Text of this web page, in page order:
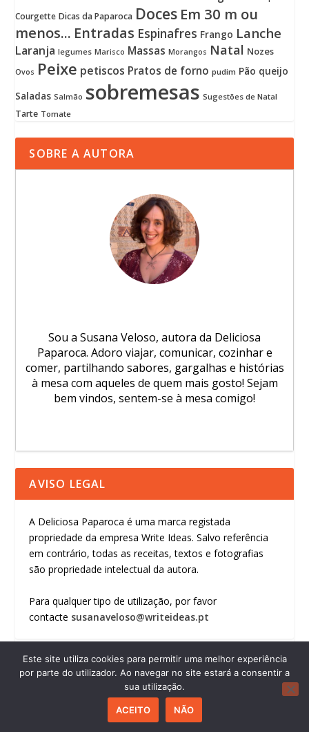
Courgette Dicas da Paparoca Doces Em 30 m ou
menos... Entradas Espinafres Frango Lanche
Laranja legumes Marisco Massas Morangos Natal Nozes
Ovos Peixe petiscos Pratos de forno pudim Pão queijo
Saladas Salmão sobremesas Sugestões de Natal
Tarte Tomate
SOBRE A AUTORA
Sou a Susana Veloso, autora da Deliciosa
Paparoca. Adoro viajar, comunicar, cozinhar e
comer, partilhando sabores, gargalhas e histórias
à mesa com aqueles de quem mais gosto! Sejam
bem vindos, sentem-se à mesa comigo!
AVISO LEGAL
A Deliciosa Paparoca é uma marca registada
propriedade da empresa Write Ideas. Salvo referência
em contrário, todas as receitas, textos e fotografias
são propriedade intelectual da autora.
Para qualquer tipo de utilização, por favor
contacte susanaveloso@writeideas.pt
© 2026by BIPENTAGON.COM
Este site utiliza cookies para permitir uma melhor experiência
por parte do utilizador. Ao navegar no site estará a consentir a
sua utilização.
ACEITO NÃO